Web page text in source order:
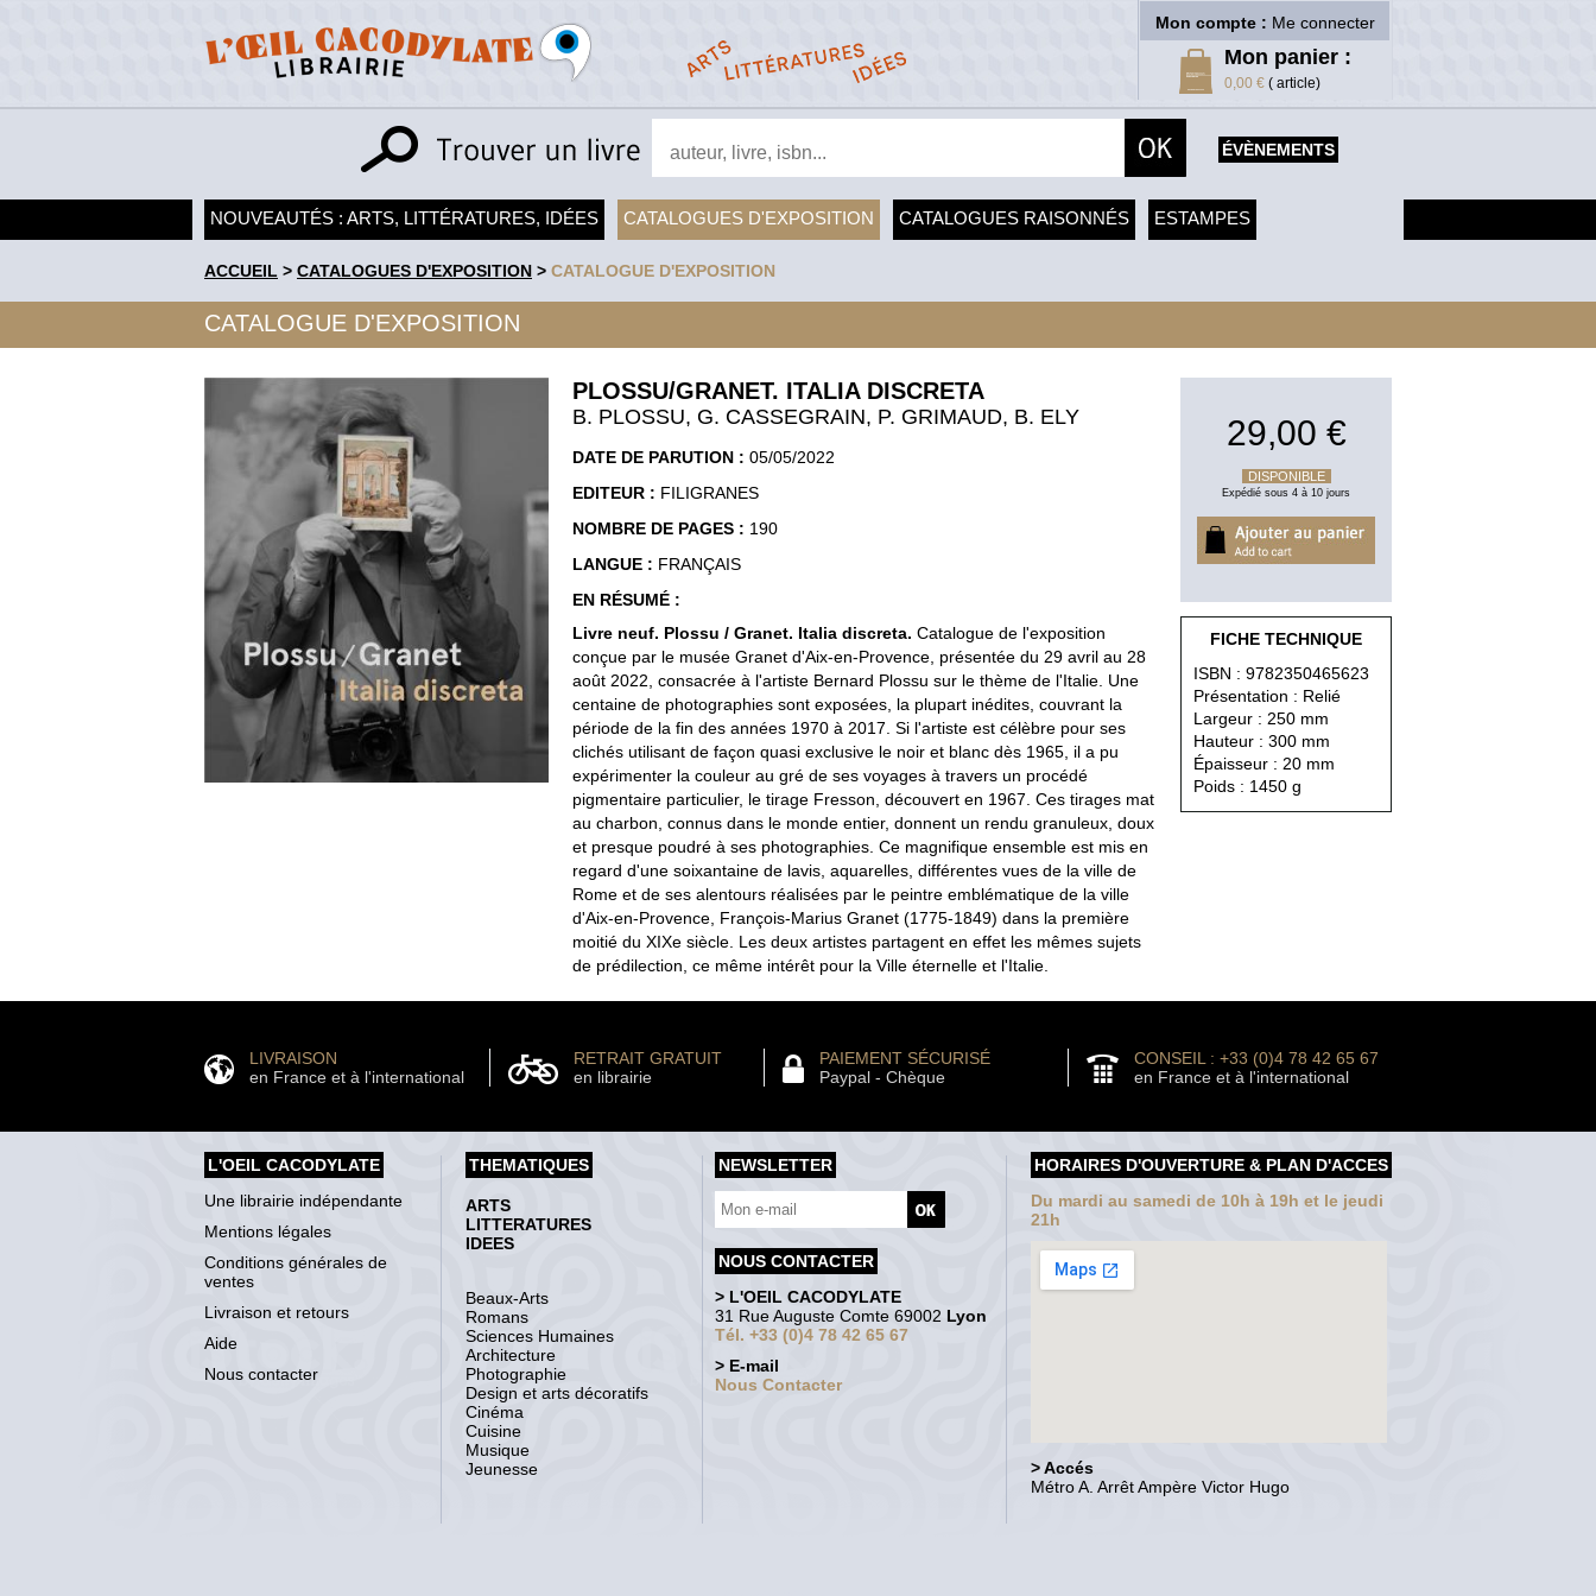
Mon compte : Me connecter
Mon panier :
0,00 € ( article)
ÉVÈNEMENTS
NOUVEAUTÉS : ARTS, LITTÉRATURES, IDÉES CATALOGUES D'EXPOSITION CATALOGUES RAISONNÉS ESTAMPES
ACCUEIL > CATALOGUES D'EXPOSITION > CATALOGUE D'EXPOSITION
CATALOGUE D'EXPOSITION
PLOSSU/GRANET. ITALIA DISCRETA
B. PLOSSU, G. CASSEGRAIN, P. GRIMAUD, B. ELY
DATE DE PARUTION : 05/05/2022
EDITEUR : FILIGRANES
NOMBRE DE PAGES : 190
LANGUE : FRANÇAIS
EN RÉSUMÉ :
Livre neuf. Plossu / Granet. Italia discreta. Catalogue de l'exposition
conçue par le musée Granet d'Aix-en-Provence, présentée du 29 avril au 28
août 2022, consacrée à l'artiste Bernard Plossu sur le thème de l'Italie. Une
centaine de photographies sont exposées, la plupart inédites, couvrant la
période de la fin des années 1970 à 2017. Si l'artiste est célèbre pour ses
clichés utilisant de façon quasi exclusive le noir et blanc dès 1965, il a pu
expérimenter la couleur au gré de ses voyages à travers un procédé
pigmentaire particulier, le tirage Fresson, découvert en 1967. Ces tirages mat
au charbon, connus dans le monde entier, donnent un rendu granuleux, doux
et presque poudré à ses photographies. Ce magnifique ensemble est mis en
regard d'une soixantaine de lavis, aquarelles, différentes vues de la ville de
Rome et de ses alentours réalisées par le peintre emblématique de la ville
d'Aix-en-Provence, François-Marius Granet (1775-1849) dans la première
moitié du XIXe siècle. Les deux artistes partagent en effet les mêmes sujets
de prédilection, ce même intérêt pour la Ville éternelle et l'Italie.
29,00 €
DISPONIBLE
Expédié sous 4 à 10 jours
FICHE TECHNIQUE
ISBN : 9782350465623
Présentation : Relié
Largeur : 250 mm
Hauteur : 300 mm
Épaisseur : 20 mm
Poids : 1450 g
LIVRAISON
en France et à l'international
RETRAIT GRATUIT
en librairie
PAIEMENT SÉCURISÉ
Paypal - Chèque
CONSEIL : +33 (0)4 78 42 65 67
en France et à l'international
L'OEIL CACODYLATE
Une librairie indépendante
Mentions légales
Conditions générales de
ventes
Livraison et retours
Aide
Nous contacter
THEMATIQUES
ARTS
LITTERATURES
IDEES
Beaux-Arts
Romans
Sciences Humaines
Architecture
Photographie
Design et arts décoratifs
Cinéma
Cuisine
Musique
Jeunesse
NEWSLETTER
NOUS CONTACTER
> L'OEIL CACODYLATE
31 Rue Auguste Comte 69002 Lyon
Tél. +33 (0)4 78 42 65 67
> E-mail
Nous Contacter
HORAIRES D'OUVERTURE & PLAN D'ACCES
Du mardi au samedi de 10h à 19h et le jeudi
21h
> Accés
Métro A. Arrêt Ampère Victor Hugo